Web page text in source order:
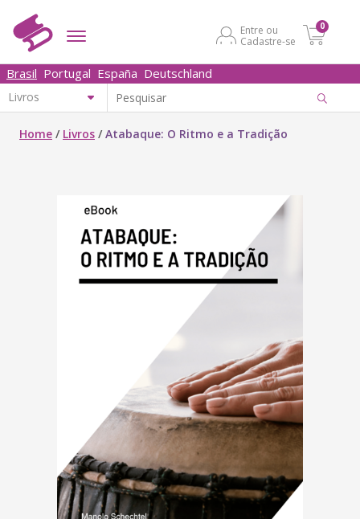
Entre ou
Cadastre-se
0
Brasil Portugal España Deutschland
Home / Livros /Atabaque: O Ritmo e a Tradição